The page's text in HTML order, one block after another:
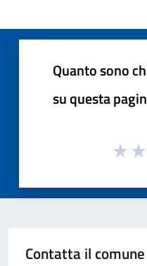
Quanto sono
su questa
Contatta il comune